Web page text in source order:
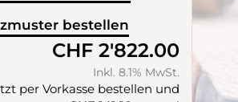
bestellen
CHF 2'822.00
Inkl. 8.1% MwSt.
per Vorkasse bestellen und